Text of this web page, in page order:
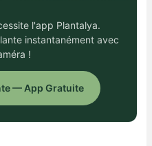
l'app Plantalya.
instantanément avec
!
— App Gratuite